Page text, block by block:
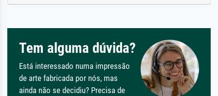
Tem alguma dúvida?
Está interessado numa impressão
de arte fabricada por nós, mas
ainda não se decidiu? Precisa de